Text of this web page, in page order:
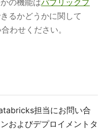
の機能はパブリックプ
るかどうかに関して
わせください。
担当にお問い合
およびデプロイメントタ